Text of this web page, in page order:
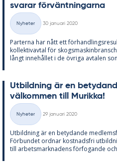
sva­rar för­vänt­ning­ar­na
Kategorier
Nyheter
30 januari 2020
Par­ter­na har nått ett
kol­lek­tivav­tal för
långt in­ne­hål­let i de öv­ri­ga av­ta­len
Ut­bild­ning är en
väl­kom­men till Mu­rik­ka!
Kategorier
Nyheter
29 januari 2020
Ut­bild­ning är en be­ty­dan­de
För­bun­det ord­nar kost­nads­fri
till ar­bets­mark­na­dens för­fo­gan­de